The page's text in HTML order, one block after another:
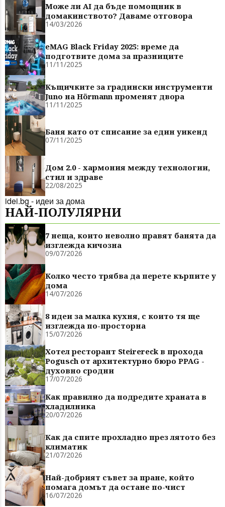
Може ли AI да бъде помощник в
домакинството? Даваме отговора
14/03/2026
eMAG Black Friday 2025: време да
подготвите дома за празниците
11/11/2025
Къщичките за градински инструменти
Juno на Hörmann променят двора
11/11/2025
Баня като от списание за един уикенд
07/11/2025
Дом 2.0 - хармония между технологии,
стил и здраве
22/08/2025
idei.bg - идеи за дома
НАЙ-ПОЛУЛЯРНИ
7 неща, които неволно правят банята да
изглежда кичозна
09/07/2026
Колко често трябва да перете кърпите у
дома
14/07/2026
8 идеи за малка кухня, с които тя ще
изглежда по-просторна
15/07/2026
Хотел ресторант Steirereck в прохода
Pogusch от архитектурно бюро PPAG -
духовно сродни
17/07/2026
Как правилно да подредите храната в
хладилника
20/07/2026
Как да спите прохладно през лятото без
климатик
21/07/2026
Най-добрият съвет за пране, който
помага домът да остане по-чист
16/07/2026